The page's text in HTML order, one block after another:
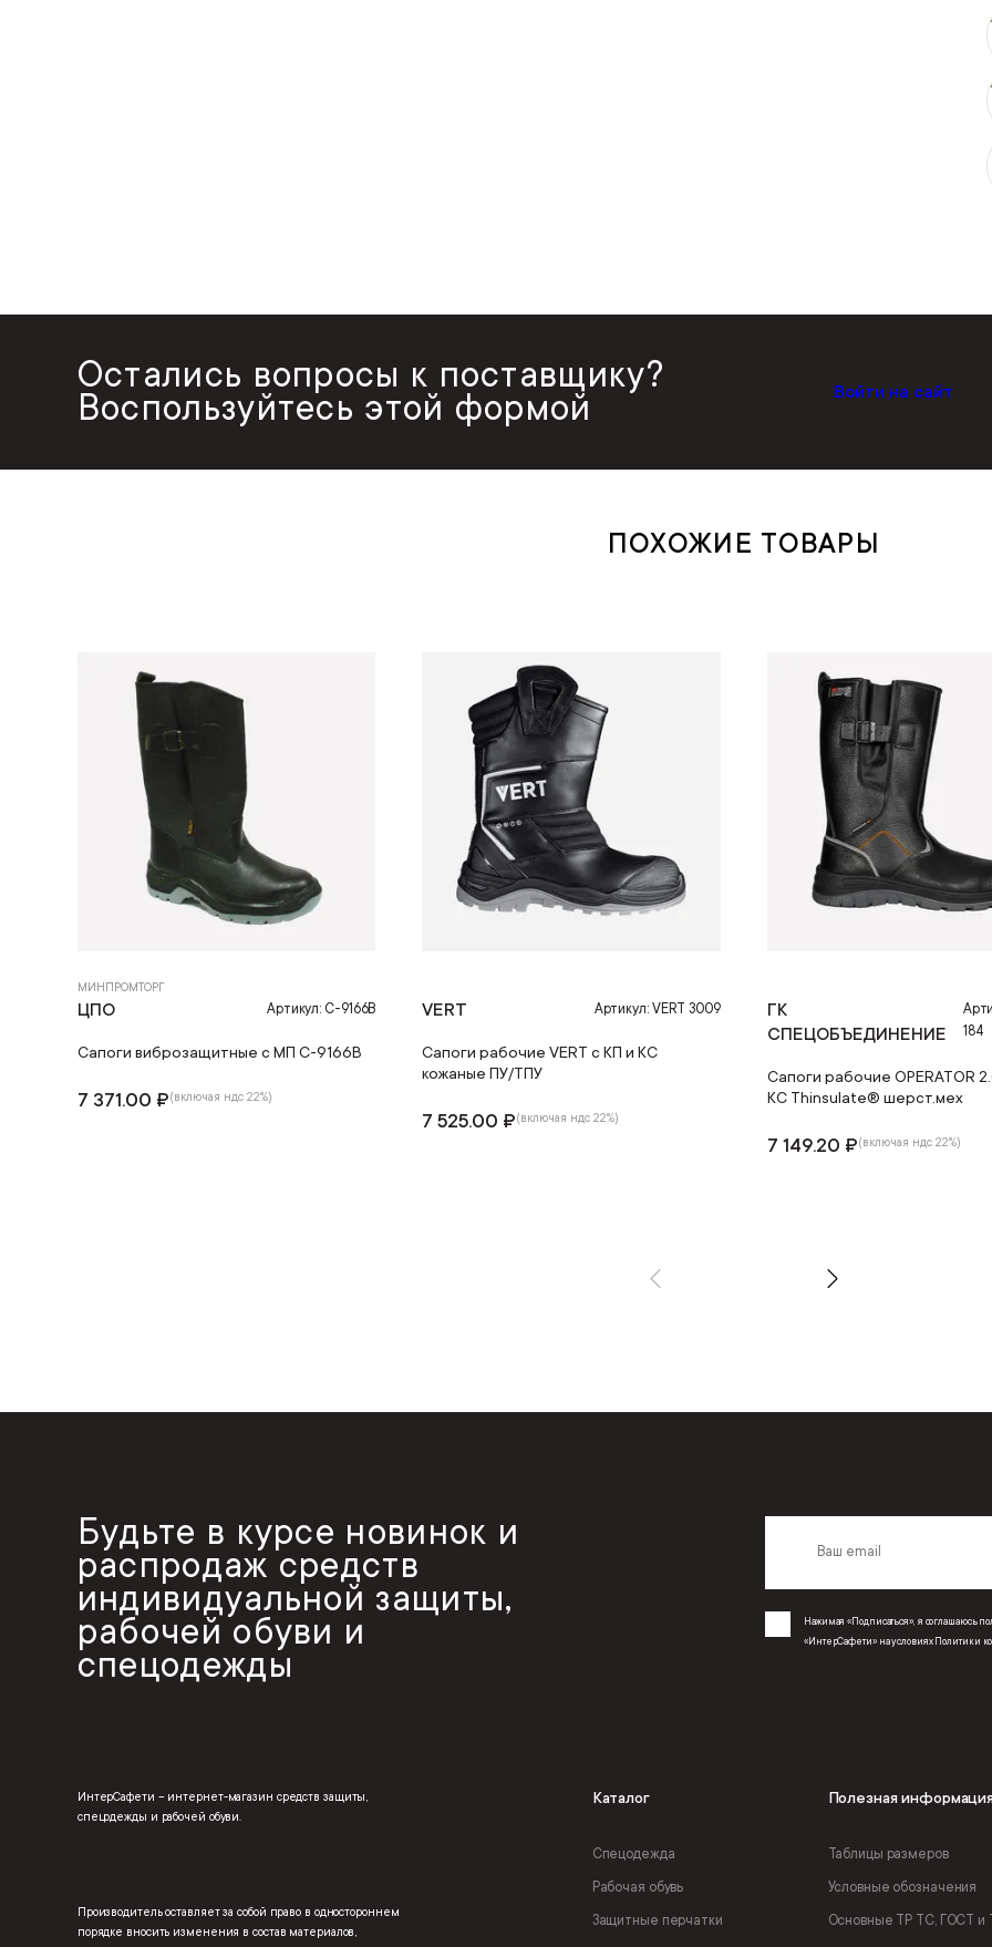
Остались вопросы к поставщику?
Воспользуйтесь этой формой
Войти на сайт
ПОХОЖИЕ ТОВАРЫ
МИНПРОМТОРГ
ЦПО Артикул: С-9166В
Сапоги виброзащитные с МП С-9166В
7 371.00 ₽(включая ндс 22%)
VERT Артикул: VERT 3009
Сапоги рабочие VERT с КП и КС
кожаные ПУ/ТПУ
7 525.00 ₽(включая ндс 22%)
ГК
СПЕЦОБЪЕДИНЕНИЕ
184
Сапоги рабочие OPERATOR
КС Thinsulate® шерст.мех
7 149.20 ₽(включая ндс 22%)
Будьте в курсе новинок и
распродаж средств
индивидуальной защиты,
рабочей обуви и
спецодежды
Нажимая «Подписаться», я соглашаюсь
«ИнтерСафети» на условиях Политики
ИнтерСафети – интернет-магазин средств защиты,
спецодежды и рабочей обуви.
Производитель оставляет за собой право в одностороннем
порядке вносить изменения в состав материалов,
Каталог
Спецодежда
Рабочая обувь
Защитные перчатки
Полезная
Таблицы размеров
Условные обозначения
Основные ТР ТС, ГОСТ и